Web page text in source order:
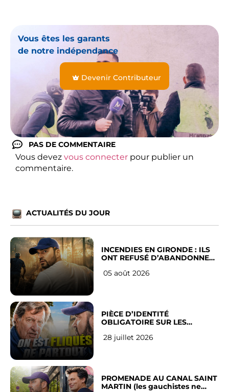
Vous êtes les garants
de notre indépendance
Devenir Contributeur
PAS DE COMMENTAIRE
Vous devez vous connecter pour publier un
commentaire.
ACTUALITÉS DU JOUR
INCENDIES EN GIRONDE : ILS
ONT REFUSÉ D’ABANDONNER
05 août 2026
PIÈCE D’IDENTITÉ
OBLIGATOIRE SUR LES
Français
28 juillet 2026
PROMENADE AU CANAL SAINT
MARTIN (les gauchistes ne